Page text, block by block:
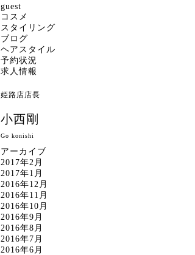
guest
コスメ
スタイリング
ブログ
ヘアスタイル
予約状況
求人情報
姫路店店長
小西剛
Go konishi
アーカイブ
2017年2月
2017年1月
2016年12月
2016年11月
2016年10月
2016年9月
2016年8月
2016年7月
2016年6月